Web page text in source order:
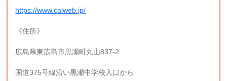
https://www.calweb.jp/
《住所》
広島県東広島市黒瀬町丸山837-2
国道375号線沿い黒瀬中学校入口から